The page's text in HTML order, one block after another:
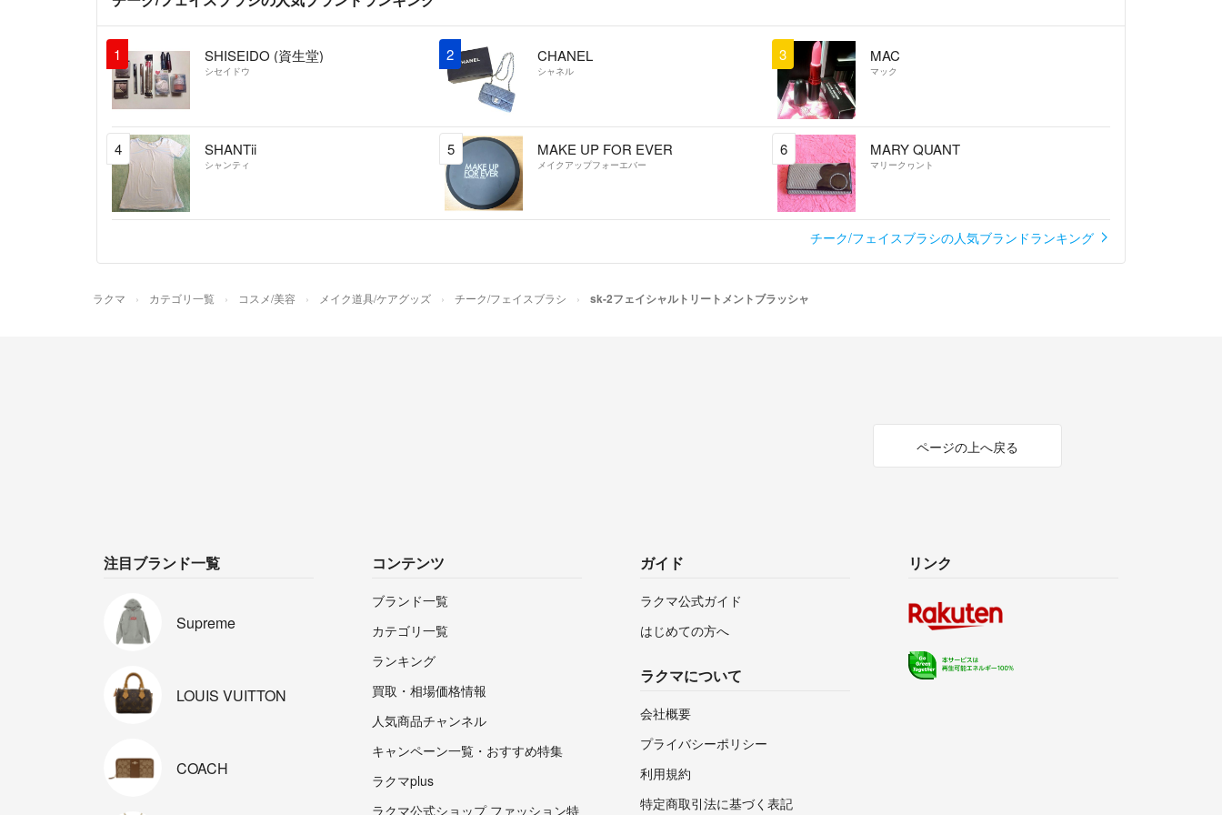
1 SHISEIDO (資生堂)
シセイドウ
2 CHANEL
シャネル
3 MAC
マック
4 SHANTii
シャンティ
5 MAKE UP FOR EVER
メイクアップフォーエバー
6 MARY QUANT
マリークヮント
チーク/フェイスブラシの人気ブランドランキング
ラクマ カテゴリ一覧 コスメ/美容 メイク道具/ケアグッズ チーク/フェイスブラシ sk-2フェイシャルトリートメントブラッシャ
ページの上へ戻る
注目ブランド一覧
Supreme
LOUIS VUITTON
COACH
コンテンツ
ブランド一覧
カテゴリ一覧
ランキング
買取・相場価格情報
人気商品チャンネル
キャンペーン一覧・おすすめ特集
ラクマplus
ラクマ公式ショップ ファッション特
ガイド
ラクマ公式ガイド
はじめての方へ
ラクマについて
会社概要
プライバシーポリシー
利用規約
特定商取引法に基づく表記
リンク